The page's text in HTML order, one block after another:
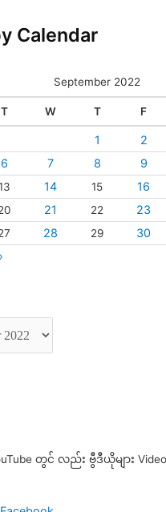
Calendar
September 2022
T W T F
1 2
6 7 8 9
14 15 16
21 22 23
28 29
30
တွင် လည်း ဗွီဒီယိုများ